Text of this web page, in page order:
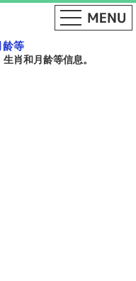
龄等
肖和月龄等信息。